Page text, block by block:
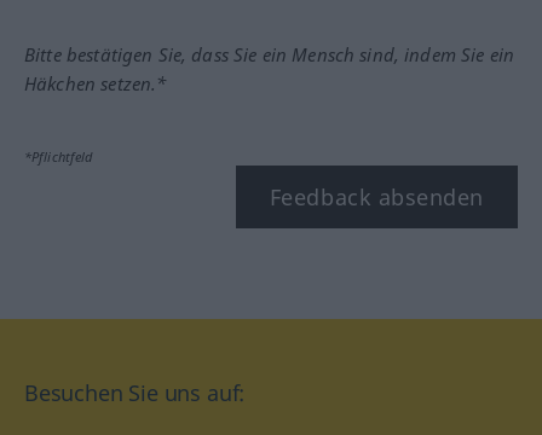
Bitte bestätigen Sie, dass Sie ein Mensch sind, indem Sie ein
Häkchen setzen.*
*Pflichtfeld
Feedback absenden
Besuchen Sie uns auf: